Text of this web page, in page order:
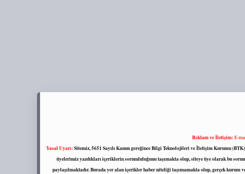
Reklam ve İletişim:E-
Yasal Uyarı:Sitemiz, 5651 Sayılı Kanun gereğince Bilgi Teknolojileri ve İletişim Kurumu
üyelerimiz yazdıkları içeriklerin sorumluluğunu taşımakta olup, siteye üye olarak bu
paylaşılmaktadır. Burada yer alan içerikler haber niteliği taşımamakta olup, gerçek kurum